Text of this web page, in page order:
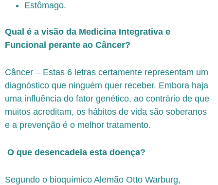
Estômago.
Qual é a visão da Medicina Integrativa e
Funcional perante ao Câncer?
Câncer – Estas 6 letras certamente representam um
diagnóstico que ninguém quer receber. Embora haja
uma influência do fator genético, ao contrário de que
muitos acreditam, os hábitos de vida são soberanos
e a prevenção é o melhor tratamento.
O que desencadeia esta doença?
Segundo o bioquímico Alemão Otto Warburg,